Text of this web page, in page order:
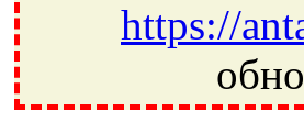
https://